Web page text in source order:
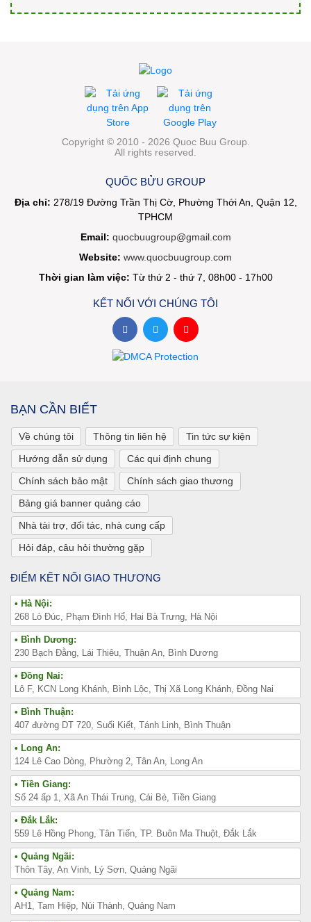
Copyright © 2010 - 2026 Quoc Buu Group.
All rights reserved.
QUỐC BỬU GROUP
Địa chỉ: 278/19 Đường Trần Thị Cờ, Phường Thới An, Quận 12,
TPHCM
Email: quocbuugroup@gmail.com
Website: www.quocbuugroup.com
Thời gian làm việc: Từ thứ 2 - thứ 7, 08h00 - 17h00
KẾT NỐI VỚI CHÚNG TÔI
BẠN CẦN BIẾT
Về chúng tôi Thông tin liên hệ
Tin tức sự kiện
Hướng dẫn sử dụng
Các qui định chung
Chính sách bảo mật
Chính sách giao thương
Bảng giá banner quảng cáo
Nhà tài trợ, đối tác, nhà cung cấp
Hỏi đáp, câu hỏi thường gặp
ĐIỂM KẾT NỐI GIAO THƯƠNG
• Hà Nội:
268 Lò Đúc, Phạm Đình Hổ, Hai Bà Trưng, Hà Nội
• Bình Dương:
230 Bạch Đằng, Lái Thiêu, Thuận An, Bình Dương
• Đồng Nai:
Lô F, KCN Long Khánh, Bình Lộc, Thị Xã Long Khánh, Đồng Nai
• Bình Thuận:
407 đường DT 720, Suối Kiết, Tánh Linh, Bình Thuận
• Long An:
124 Lê Cao Dòng, Phường 2, Tân An, Long An
• Tiền Giang:
Số 24 ấp 1, Xã An Thái Trung, Cái Bè, Tiền Giang
• Đắk Lắk:
559 Lê Hồng Phong, Tân Tiến, TP. Buôn Ma Thuột, Đắk Lắk
• Quảng Ngãi:
Thôn Tây, An Vinh, Lý Sơn, Quảng Ngãi
• Quảng Nam:
AH1, Tam Hiệp, Núi Thành, Quảng Nam